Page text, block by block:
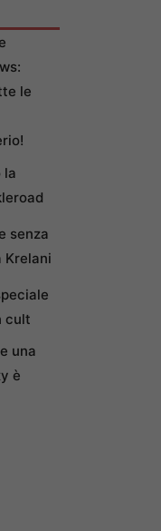
le
la
senza
Krelani
cult
una
è